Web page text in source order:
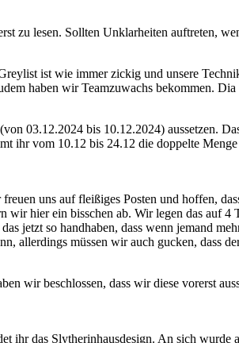
zu lesen. Sollten Unklarheiten auftreten,
ist wie immer zickig und unsere
haben wir Teamzuwachs bekommen. Dia
03.12.2024 bis 10.12.2024) aussetzen.
ihr vom 10.12 bis 24.12 die doppelte
uns auf fleißiges Posten und hoffen,
hier ein bisschen ab. Wir legen das auf 4
jetzt so handhaben, dass wenn jemand
allerdings müssen wir auch gucken, dass
wir beschlossen, dass wir diese vorerst
ihr das Slytherinhausdesign. An sich wurde